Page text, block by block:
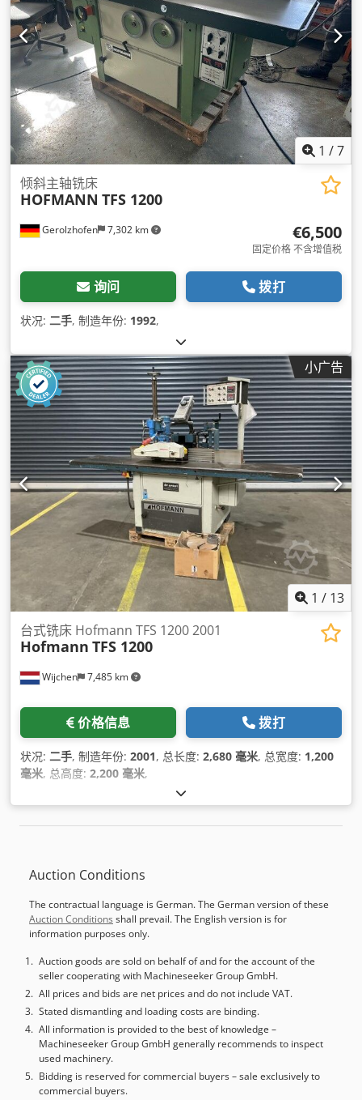
1 /7
Gerolzhofen 7,302 km
倾斜主轴铣床
HOFMANN TFS 1200
€6,500
固定价格 不含增值税
询问 拨打
状况: 二手, 制造年份: 1992,
小广告
1 / 13
Wijchen 7,485 km
台式铣床 Hofmann TFS 1200 2001
Hofmann TFS 1200
价格信息 拨打
状况: 二手, 制造年份: 2001, 总长度: 2,680 毫米, 总宽度: 1,200
毫米, 总高度: 2,200 毫米,
Auction Conditions
The contractual language is German. The German version of these
Auction Conditions shall prevail. The English version is for
information purposes only.
Auction goods are sold on behalf of and for the account of the
seller cooperating with Machineseeker Group GmbH.
All prices and bids are net prices and do not include VAT.
Stated dismantling and loading costs are binding.
All information is provided to the best of knowledge –
Machineseeker Group GmbH generally recommends to inspect
used machinery.
Bidding is reserved for commercial buyers – sale exclusively to
commercial buyers.